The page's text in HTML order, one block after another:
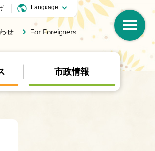
せ For Foreigners
市政情報